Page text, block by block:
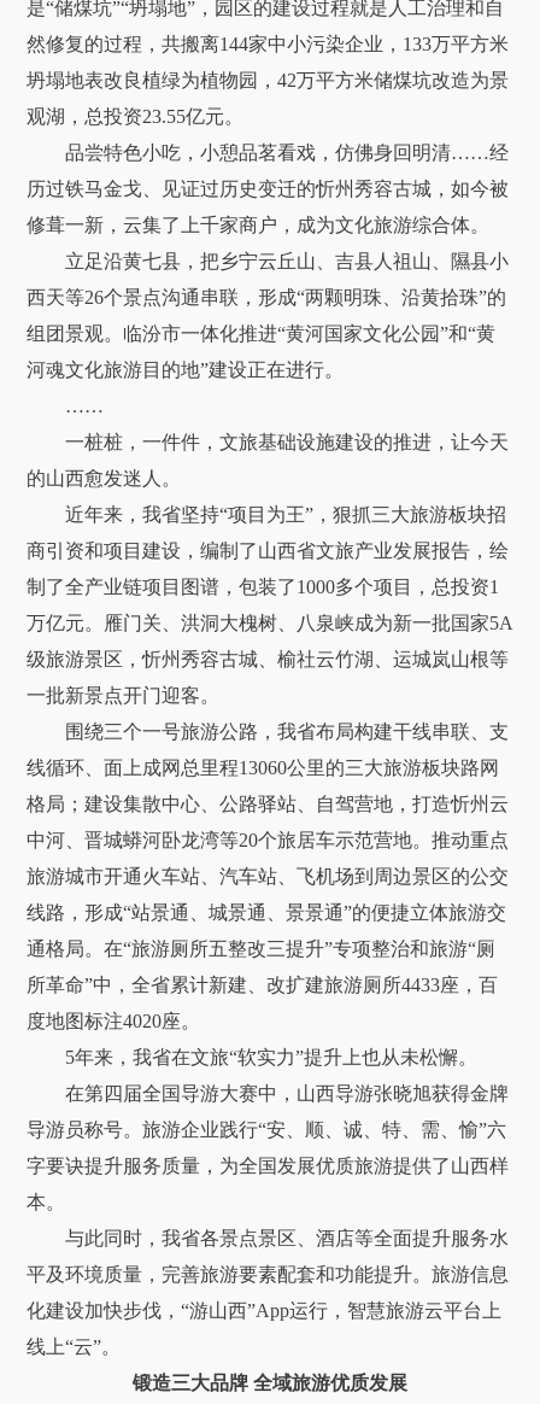
是“储煤坑”“坍塌地”，园区的建设过程就是人工治理和自
然修复的过程，共搬离144家中小污染企业，133万平方米
坍塌地表改良植绿为植物园，42万平方米储煤坑改造为景
观湖，总投资23.55亿元。
品尝特色小吃，小憩品茗看戏，仿佛身回明清……经
历过铁马金戈、见证过历史变迁的忻州秀容古城，如今被
修葺一新，云集了上千家商户，成为文化旅游综合体。
立足沿黄七县，把乡宁云丘山、吉县人祖山、隰县小
西天等26个景点沟通串联，形成“两颗明珠、沿黄拾珠”的
组团景观。临汾市一体化推进“黄河国家文化公园”和“黄
河魂文化旅游目的地”建设正在进行。
……
一桩桩，一件件，文旅基础设施建设的推进，让今天
的山西愈发迷人。
近年来，我省坚持“项目为王”，狠抓三大旅游板块招
商引资和项目建设，编制了山西省文旅产业发展报告，绘
制了全产业链项目图谱，包装了1000多个项目，总投资1
万亿元。雁门关、洪洞大槐树、八泉峡成为新一批国家5A
级旅游景区，忻州秀容古城、榆社云竹湖、运城岚山根等
一批新景点开门迎客。
围绕三个一号旅游公路，我省布局构建干线串联、支
线循环、面上成网总里程13060公里的三大旅游板块路网
格局；建设集散中心、公路驿站、自驾营地，打造忻州云
中河、晋城蟒河卧龙湾等20个旅居车示范营地。推动重点
旅游城市开通火车站、汽车站、飞机场到周边景区的公交
线路，形成“站景通、城景通、景景通”的便捷立体旅游交
通格局。在“旅游厕所五整改三提升”专项整治和旅游“厕
所革命”中，全省累计新建、改扩建旅游厕所4433座，百
度地图标注4020座。
5年来，我省在文旅“软实力”提升上也从未松懈。
在第四届全国导游大赛中，山西导游张晓旭获得金牌
导游员称号。旅游企业践行“安、顺、诚、特、需、愉”六
字要诀提升服务质量，为全国发展优质旅游提供了山西样
本。
与此同时，我省各景点景区、酒店等全面提升服务水
平及环境质量，完善旅游要素配套和功能提升。旅游信息
化建设加快步伐，“游山西”App运行，智慧旅游云平台上
线上“云”。
锻造三大品牌 全域旅游优质发展